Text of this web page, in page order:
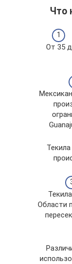
Что
От 35
Области